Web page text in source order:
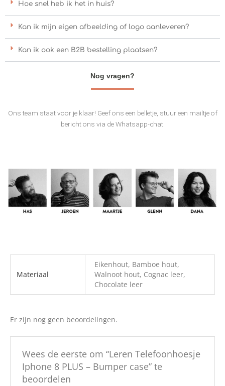
Hoe snel heb ik het in huis?
Kan ik mijn eigen afbeelding of logo aanleveren?
Kan ik ook een B2B bestelling plaatsen?
Nog vragen?
Ons team staat voor je klaar! Geef ons een belletje, stuur een mailtje of
bericht ons via de Whatsapp-chat.
Materiaal
Eikenhout, Bamboe hout,
Walnoot hout, Cognac leer,
Chocolate leer
Er zijn nog geen beoordelingen.
Wees de eerste om “Leren Telefoonhoesje
Iphone 8 PLUS – Bumper case” te
beoordelen